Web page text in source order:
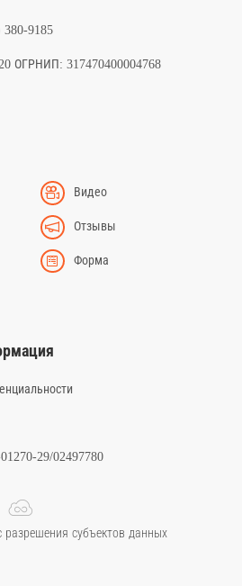
380-9185
ОГРНИП: 317470400004768
Видео
Отзывы
Форма
29/02497780
субъектов данных